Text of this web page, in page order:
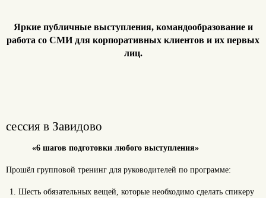
Яркие публичные выступления, командообразование и
работа со СМИ для корпоративных клиентов и их первых
лиц.
сессия в Завидово
«6 шагов подготовки любого выступления»
Прошёл групповой тренинг для руководителей по программе:
Шесть обязательных вещей, которые необходимо сделать спикеру